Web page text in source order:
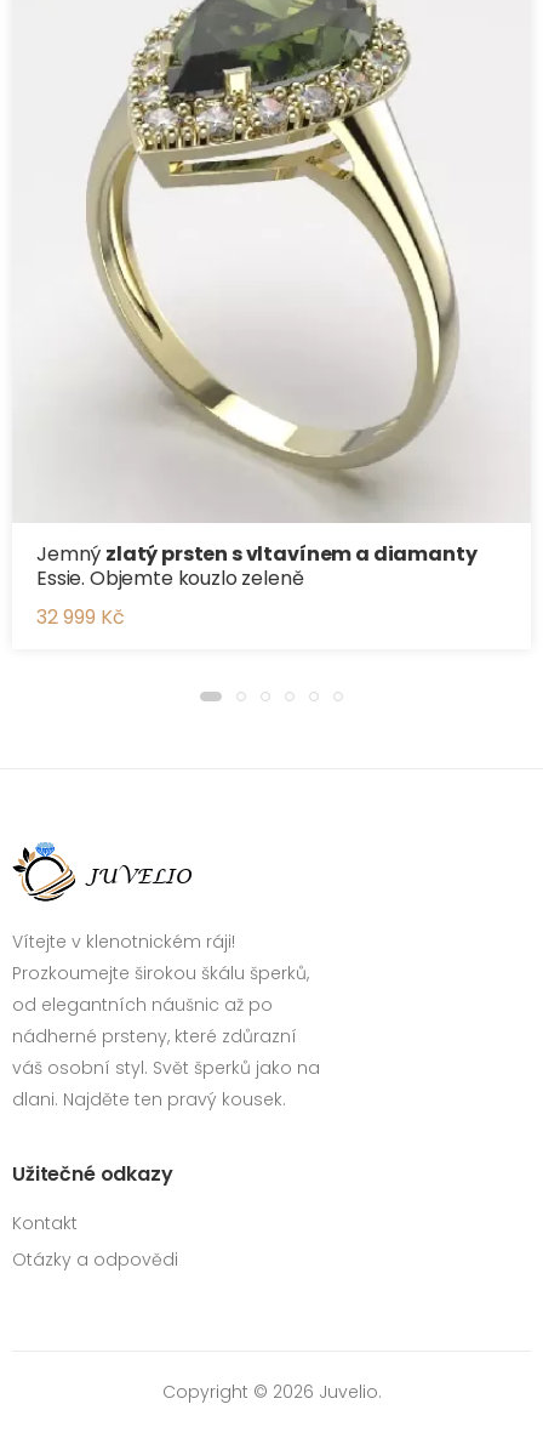
Jemný zlatý prsten s vltavínem a diamanty
Essie. Objemte kouzlo zeleně
32 999 Kč
Vítejte v klenotnickém ráji!
Prozkoumejte širokou škálu šperků,
od elegantních náušnic až po
nádherné prsteny, které zdůrazní
váš osobní styl. Svět šperků jako na
dlani. Najděte ten pravý kousek.
Užitečné odkazy
Kontakt
Otázky a odpovědi
Copyright © 2026 Juvelio.